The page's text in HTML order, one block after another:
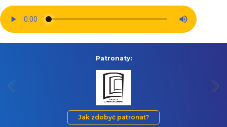
Patronaty:
Jak zdobyć patronat?